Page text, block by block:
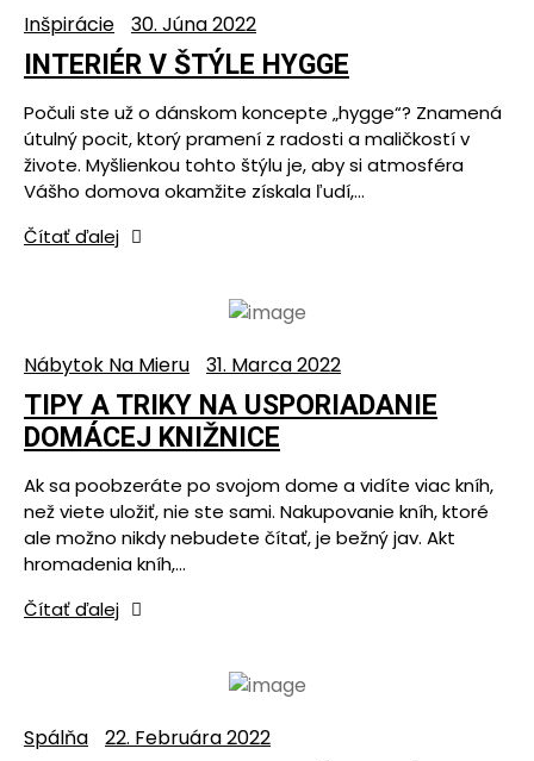
Inšpirácie 30. Júna 2022
INTERIÉR V ŠTÝLE HYGGE
Počuli ste už o dánskom koncepte „hygge“? Znamená
útulný pocit, ktorý pramení z radosti a maličkostí v
živote. Myšlienkou tohto štýlu je, aby si atmosféra
Vášho domova okamžite získala ľudí,…
Čítať ďalej
Nábytok Na Mieru 31. Marca 2022
TIPY A TRIKY NA USPORIADANIE
DOMÁCEJ KNIŽNICE
Ak sa poobzeráte po svojom dome a vidíte viac kníh,
než viete uložiť, nie ste sami. Nakupovanie kníh, ktoré
ale možno nikdy nebudete čítať, je bežný jav. Akt
hromadenia kníh,…
Čítať ďalej
Spálňa 22. Februára 2022